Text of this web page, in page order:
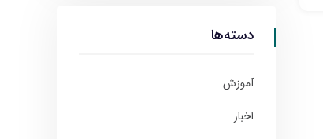
دسته‌ها
آموزش
اخبار